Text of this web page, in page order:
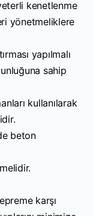
kenetlenme
yönetmeliklere
yapılmalı
sahip
kullanılarak
beton
karşı